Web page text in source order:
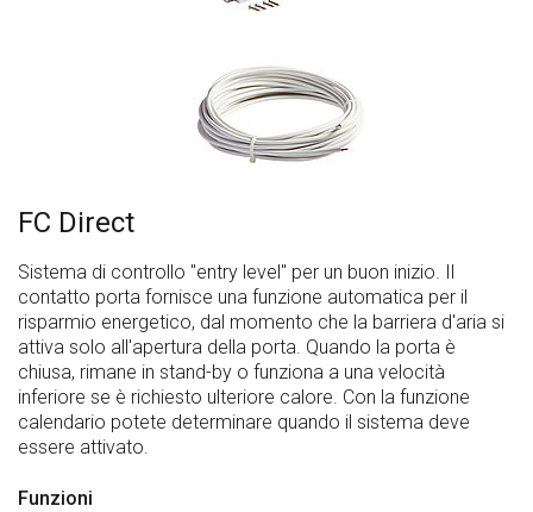
FC Direct
Sistema di controllo "entry level" per un buon inizio. Il
contatto porta fornisce una funzione automatica per il
risparmio energetico, dal momento che la barriera d'aria si
attiva solo all'apertura della porta. Quando la porta è
chiusa, rimane in stand-by o funziona a una velocità
inferiore se è richiesto ulteriore calore. Con la funzione
calendario potete determinare quando il sistema deve
essere attivato.
Funzioni